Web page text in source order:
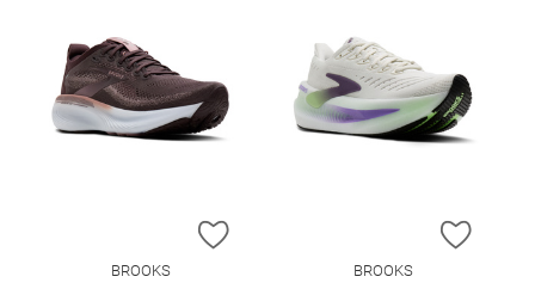
ZUR WUNSCHLISTE HINZUFÜGEN
BROOKS
ZUR
BROOKS